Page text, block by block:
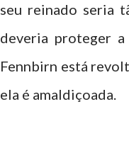
seu reinado seria
deveria proteger
Fennbirn está
ela é amaldiçoada.